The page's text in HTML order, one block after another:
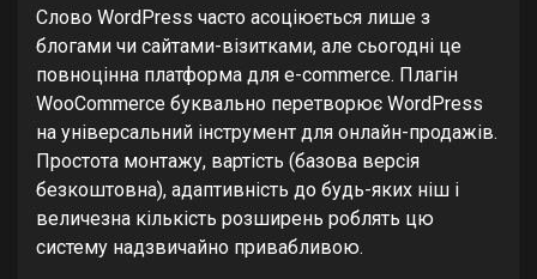
Слово WordPress часто асоціюється лише з
блогами чи сайтами-візитками, але сьогодні це
повноцінна платформа для e-commerce. Плагін
WooCommerce буквально перетворює WordPress
на універсальний інструмент для онлайн-продажів.
Простота монтажу, вартість (базова версія
безкоштовна), адаптивність до будь-яких ніш і
величезна кількість розширень роблять цю
систему надзвичайно привабливою.